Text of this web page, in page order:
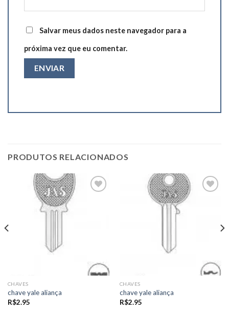
Salvar meus dados neste navegador para a
próxima vez que eu comentar.
PRODUTOS RELACIONADOS
CHAVES
chave yale aliança
R$2.95
CHAVES
chave yale aliança
R$2.95